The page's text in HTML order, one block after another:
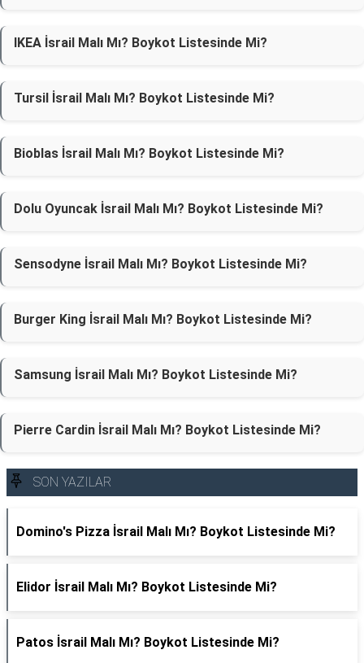
IKEA İsrail Malı Mı? Boykot Listesinde Mi?
Tursil İsrail Malı Mı? Boykot Listesinde Mi?
Bioblas İsrail Malı Mı? Boykot Listesinde Mi?
Dolu Oyuncak İsrail Malı Mı? Boykot Listesinde Mi?
Sensodyne İsrail Malı Mı? Boykot Listesinde Mi?
Burger King İsrail Malı Mı? Boykot Listesinde Mi?
Samsung İsrail Malı Mı? Boykot Listesinde Mi?
Pierre Cardin İsrail Malı Mı? Boykot Listesinde Mi?
SON YAZILAR
Domino's Pizza İsrail Malı Mı? Boykot Listesinde Mi?
Elidor İsrail Malı Mı? Boykot Listesinde Mi?
Patos İsrail Malı Mı? Boykot Listesinde Mi?